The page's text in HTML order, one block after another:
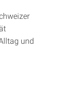
und